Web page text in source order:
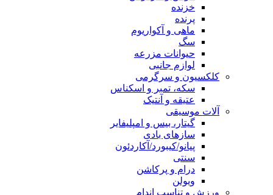
خزنده
پرنده
ماهی و آکواریوم
سگ
حیوانات مزرعه
لوازم جانبی
کلکسیون و سرگرمی
سکه، تمبر و اسکناس
عتیقه و آنتیک
آلات موسیقی
گیتار، بیس و امپلیفایر
سازهای بادی
پیانو/کیبورد/آکاردئون
سنتی
درام و پرکاشن
ویولن
ورزش و تناسب اندام